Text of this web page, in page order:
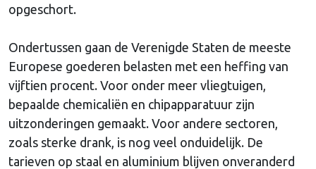
opgeschort.
Ondertussen gaan de Verenigde Staten de meeste
Europese goederen belasten met een heffing van
vijftien procent. Voor onder meer vliegtuigen,
bepaalde chemicaliën en chipapparatuur zijn
uitzonderingen gemaakt. Voor andere sectoren,
zoals sterke drank, is nog veel onduidelijk. De
tarieven op staal en aluminium blijven onveranderd